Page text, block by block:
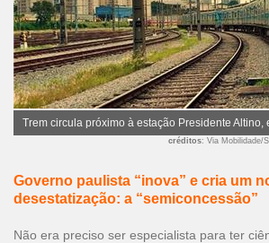
Trem circula próximo à estação Presidente Altino,
créditos: Via Mobilidade/
Governo paulista “inova” e cria um
desestatização: a “semiconcessão”
Não era preciso ser especialista para ter